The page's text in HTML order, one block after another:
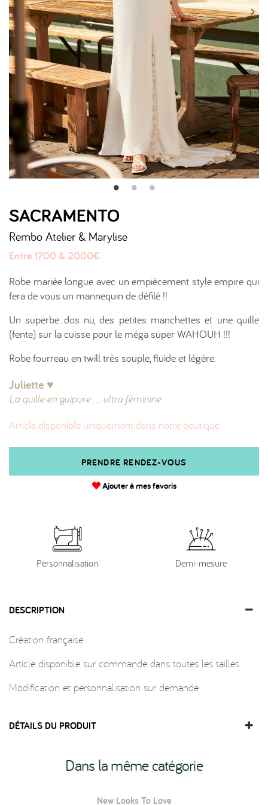
SACRAMENTO
Rembo Atelier & Marylise
Entre 1700 & 2000€
Robe mariée longue avec un empiècement style empire qui
fera de vous un mannequin de défilé !!
Un superbe dos nu, des petites manchettes et une quille
(fente) sur la cuisse pour le méga super WAHOUH !!!
Robe fourreau en twill très souple, fluide et légère.
Juliette ♥︎
La quille en guipure ... ultra féminine
Article disponible uniquement dans notre boutique
PRENDRE RENDEZ-VOUS
Ajouter à mes favoris
Personnalisation Demi-mesure
DESCRIPTION
Création française
Article disponible sur commande dans toutes les tailles
Modification et personnalisation sur demande
DÉTAILS DU PRODUIT
Dans la même catégorie
New Looks To Love